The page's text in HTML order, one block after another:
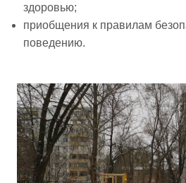
здоровью;
приобщения к правилам
поведению.